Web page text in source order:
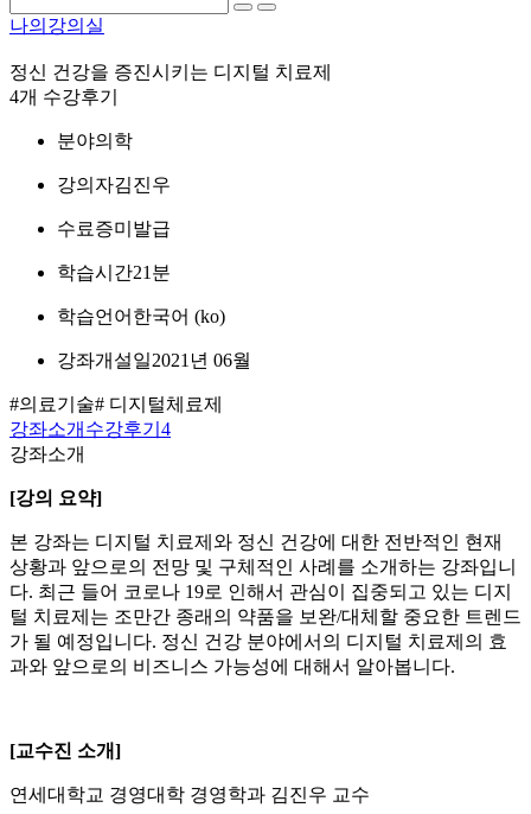
나의강의실
정신 건강을 증진시키는 디지털 치료제
4개 수강후기
분야의학
강의자김진우
수료증미발급
학습시간21분
학습언어 한국어 ‎(ko)‎
강좌개설일2021년 06월
#의료기술# 디지털체료제
강좌소개 수강후기 4
강좌소개
[강의 요약]
본 강좌는 디지털 치료제와 정신 건강에 대한 전반적인 현재
상황과 앞으로의 전망 및 구체적인 사례를 소개하는 강좌입니
다. 최근 들어 코로나 19로 인해서 관심이 집중되고 있는 디지
털 치료제는 조만간 종래의 약품을 보완/대체할 중요한 트렌드
가 될 예정입니다. 정신 건강 분야에서의 디지털 치료제의 효
과와 앞으로의 비즈니스 가능성에 대해서 알아봅니다.
[교수진 소개]
연세대학교 경영대학 경영학과 김진우 교수